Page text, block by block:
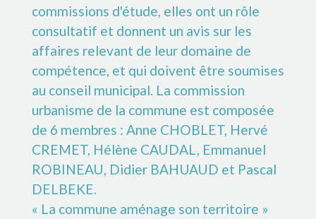
commissions d'étude, elles ont un rôle
consultatif et donnent un avis sur les
affaires relevant de leur domaine de
compétence, et qui doivent être soumises
au conseil municipal. La commission
urbanisme de la commune est composée
de 6 membres : Anne CHOBLET, Hervé
CREMET, Hélène CAUDAL, Emmanuel
ROBINEAU, Didier BAHUAUD et Pascal
DELBEKE.
« La commune aménage son territoire »